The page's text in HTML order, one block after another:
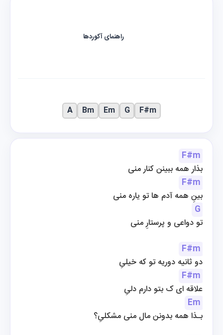
F#m
بذار همه ببینن کنار منی
F#m
بینِ همه آدم ها تو یاره منی
G
تو دواعی و پرستارِ منی
F#m
دو ثانیه دوریه تو که خیلیِ
F#m
علاقه ای ک بتو دارم دلیِ
Em
بـذا همه بدونن مال منی مشکلیِ؟
راهنمای آکوردها
F#m
G
Em
Bm
A